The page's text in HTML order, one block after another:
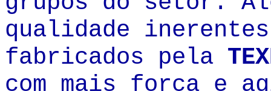
qualidade
fabricados pela
com mais força e